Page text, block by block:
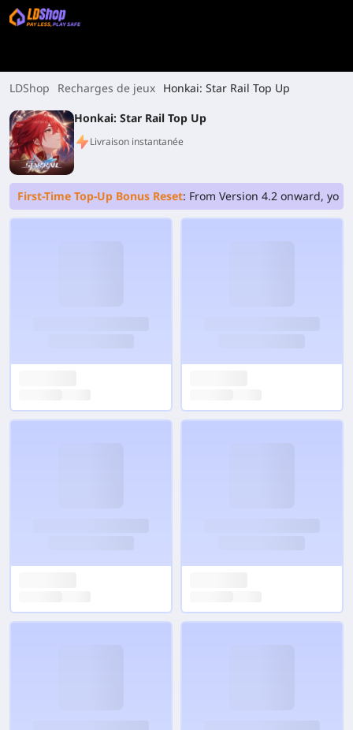
LDShop Recharges de jeux Honkai: Star Rail Top Up
Honkai: Star Rail Top Up
Livraison instantanée
First-Time Top-Up Bonus Reset: From Version 4.2 onward,